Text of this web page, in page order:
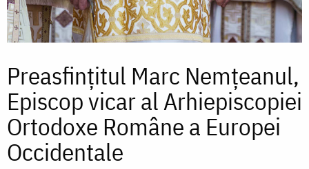
Preasfinţitul Marc Nemțeanul,
Episcop vicar al Arhiepiscopiei
Ortodoxe Române a Europei
Occidentale